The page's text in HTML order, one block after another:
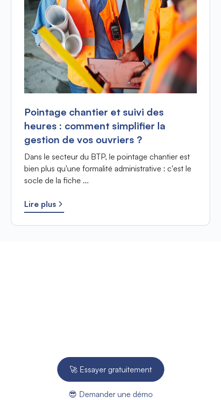
Pointage chantier et suivi des
heures : comment simplifier la
gestion de vos ouvriers ?
Dans le secteur du BTP, le pointage chantier est
bien plus qu'une formalité administrative : c'est le
socle de la fiche ...
Lire plus
🚀 Essayer gratuitement
😎 Demander une démo